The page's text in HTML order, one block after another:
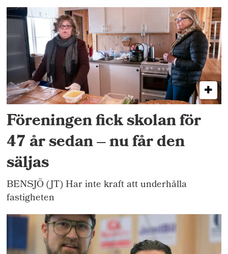
Föreningen fick skolan för
47 år sedan – nu får den
säljas
BENSJÖ (JT) Har inte kraft att underhålla
fastigheten